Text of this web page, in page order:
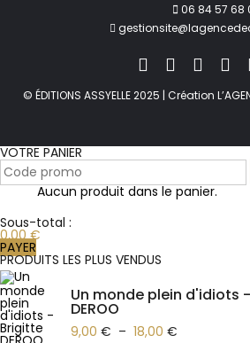
06 84 57 68
© ÉDITIONS ASSYELLE 2025 | Création
VOTRE PANIER
Aucun produit dans le panier.
Sous-total :
0,00€
PAYER
PRODUITS LES PLUS VENDUS
Un monde plein d'idiots
DEROO
9,00 € – 18,00 €